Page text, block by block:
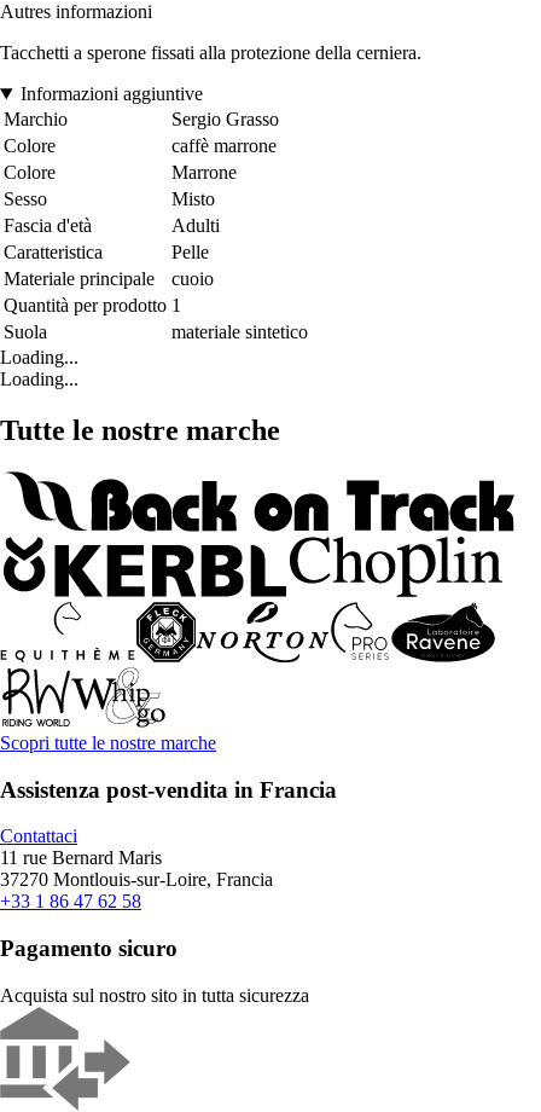
Autres informazioni
Tacchetti a sperone fissati alla protezione della cerniera.
Informazioni aggiuntive
Marchio
Sergio Grasso
Colore
caffè marrone
Colore
Marrone
Sesso
Misto
Fascia d'età
Adulti
Caratteristica
Pelle
Materiale principale
cuoio
Quantità per prodotto 1
Suola
materiale sintetico
Loading...
Loading...
Tutte le nostre marche
Scopri tutte le nostre marche
Assistenza post-vendita in Francia
Contattaci
11 rue Bernard Maris
37270 Montlouis-sur-Loire, Francia
+33 1 86 47 62 58
Pagamento sicuro
Acquista sul nostro sito in tutta sicurezza